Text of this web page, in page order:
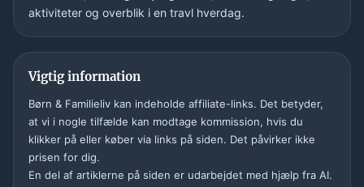
aktiviteter og overblik i en travl hverdag.
Vigtig information
Børn & Familieliv kan indeholde affiliate-links. Det betyder,
at vi i nogle tilfælde kan modtage kommission, hvis du
klikker på eller køber via links på siden. Det påvirker ikke
prisen for dig.
En del af artiklerne på siden er udarbejdet med hjælp fra AI.